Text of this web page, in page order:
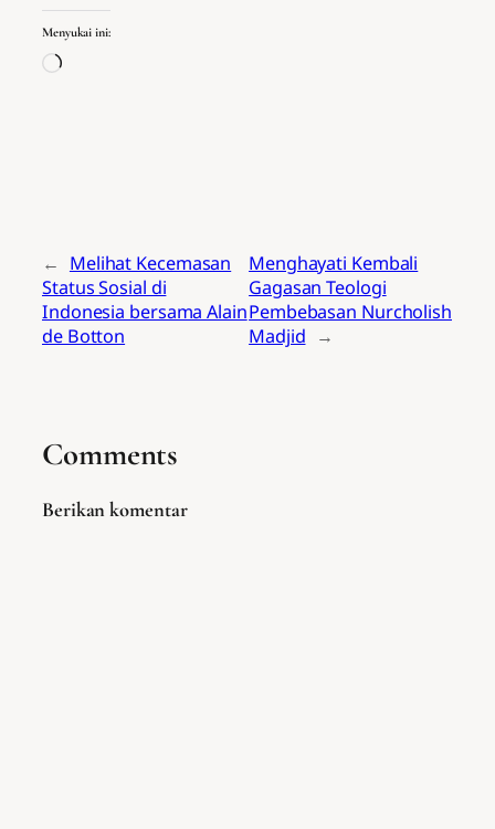
Menyukai ini:
Memuat...
← Melihat Kecemasan
Status Sosial di
Indonesia bersama Alain
de Botton
Menghayati Kembali
Gagasan Teologi
Pembebasan Nurcholish
Madjid →
Comments
Berikan komentar